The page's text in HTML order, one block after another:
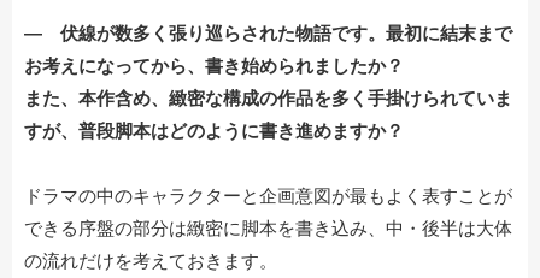
― 伏線が数多く張り巡らされた物語です。最初に結末まで
お考えになってから、書き始められましたか？
また、本作含め、緻密な構成の作品を多く手掛けられていま
すが、普段脚本はどのように書き進めますか？
ドラマの中のキャラクターと企画意図が最もよく表すことが
できる序盤の部分は緻密に脚本を書き込み、中・後半は大体
の流れだけを考えておきます。